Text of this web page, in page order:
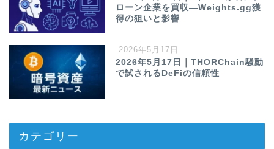
ローン企業を買収—Weights.gg獲
得の狙いと影響
2026年5月17日
2026年5月17日｜THORChain騒動
で試されるDeFiの信頼性
カテゴリー